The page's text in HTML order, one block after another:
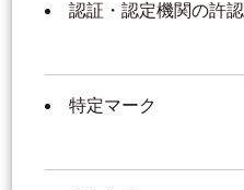
認証・認定機関の許
特定マーク